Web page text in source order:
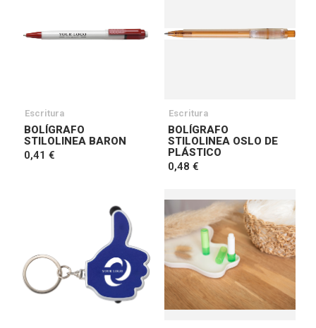
Escritura
BOLÍGRAFO
STILOLINEA BARON
0,41 €
Escritura
BOLÍGRAFO
STILOLINEA OSLO DE
PLÁSTICO
0,48 €